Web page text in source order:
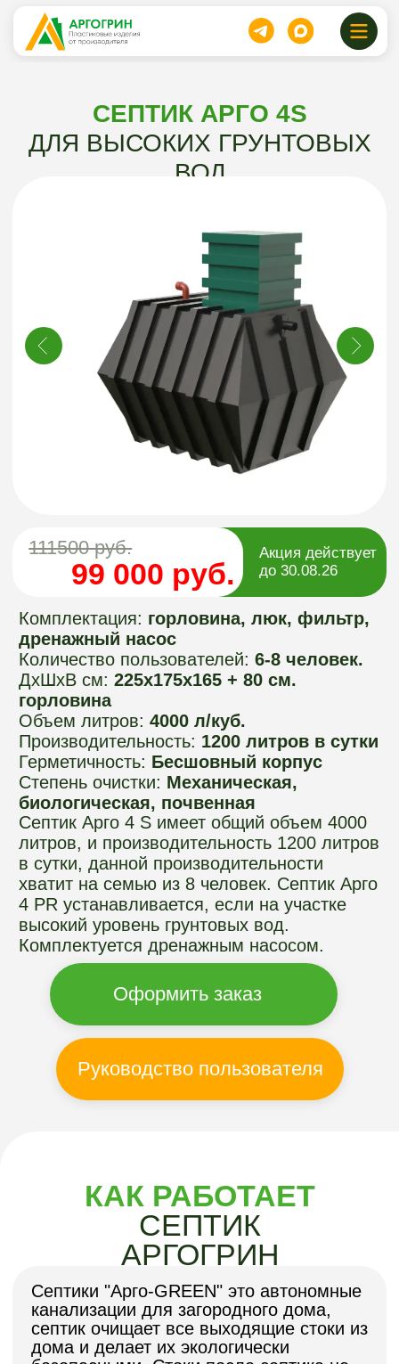
Акция действует
до 30.08.26
ДЛЯ ВЫСОКИХ ГРУНТОВЫХ
ВОД
горловина, люк, фильтр,
6-8 человек.
1200 литров в сутки
Герметичность:Бесшовный корпус
Степень очистки:Механическая,
биологическая, почвенная
Септик Арго 4 S имеет общий объем 4000
литров, и производительность 1200 литров
в сутки, данной производительности
хватит на семью из 8 человек. Септик Арго
4 PR устанавливается, если на участке
высокий уровень грунтовых вод.
Комплектуется дренажным насосом.
Оформить заказ
Руководство пользователя
99 000 руб.
КАК РАБОТАЕТ
СЕПТИК
АРГОГРИН
Септики "Арго-GREEN" это автономные
канализации для загородного дома,
септик очищает все выходящие стоки из
дома и делает их экологически
безопасными. Стоки после септика не
источают запаха и легко уходят в грунт.
Через входящую трубу стоки попадают
в первую секцию, где проходит
процессы окисления и восстановления,
трансформации, синтеза, происходит
первый этап очистки . Основная масса